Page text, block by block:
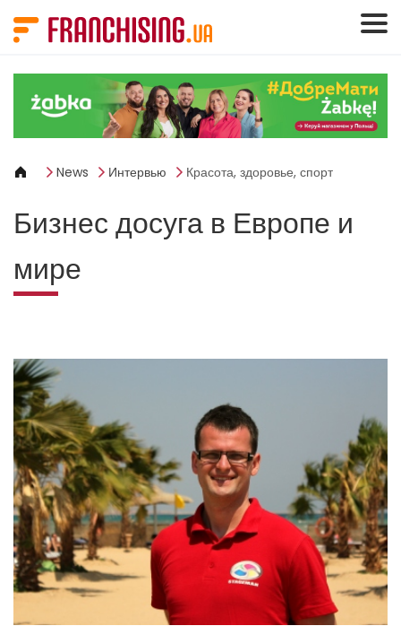
News Интервью Красота, здоровье, спорт
Бизнес досуга в Европе и
мире